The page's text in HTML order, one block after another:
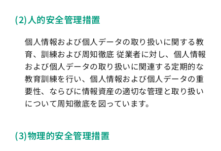
(2)人的安全管理措置
個人情報および個人データの取り扱いに関する教
育、訓練および周知徹底 従業者に対し、個人情報
および個人データの取り扱いに関連する定期的な
教育訓練を行い、個人情報および個人データの重
要性、ならびに情報資産の適切な管理と取り扱い
について周知徹底を図っています。
(3)物理的安全管理措置